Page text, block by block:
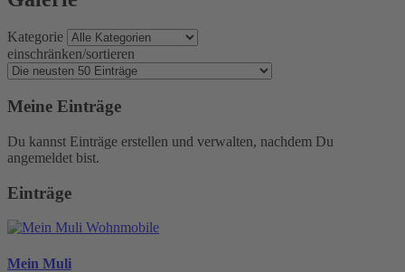
Kategorie
einschränken/sortieren
Meine Einträge
Du kannst Einträge erstellen und verwalten, nachdem Du
angemeldet bist.
Einträge
Wohnmobile
Mein Muli